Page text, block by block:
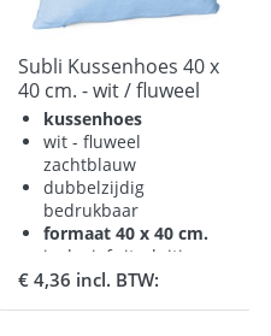
Subli Kussenhoes 40 x
40 cm. - wit / fluweel
soft blauw
kussenhoes
wit - fluweel
zachtblauw
dubbelzijdig
bedrukbaar
formaat 40 x 40 cm.
inclusief ritssluiting
€ 4,36 incl. BTW: